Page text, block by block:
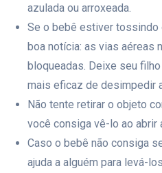
azulada ou arroxeada.
Se o bebê estiver tossindo
boa notícia: as vias aéreas
bloqueadas. Deixe seu
mais eficaz de desimpedir
Não tente retirar o objeto
você consiga vê-lo ao abrir
Caso o bebê não consiga
ajuda a alguém para levá-